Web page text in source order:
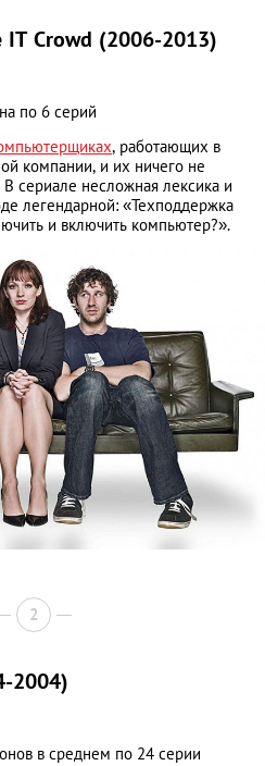
Crowd (2006-2013)
по 6 серий
, работающих в
компании, и их ничего не
сериале несложная лексика и
легендарной: «Техподдержка
и включить компьютер?».
2
2004)
в среднем по 24 серии